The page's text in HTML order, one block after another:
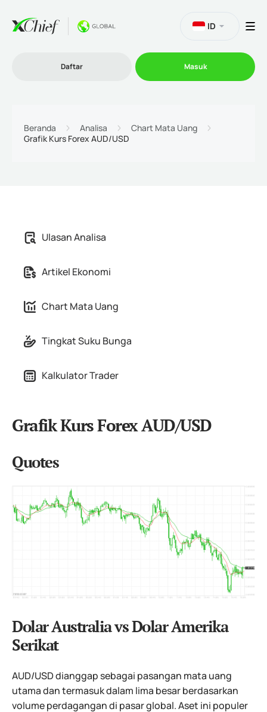
Program Afiliasi
ID
Daftar Masuk
Beranda Analisa
Chart Mata Uang
Grafik Kurs Forex AUD/USD
Ulasan Analisa
Artikel Ekonomi
Chart Mata Uang
Tingkat Suku Bunga
Kalkulator Trader
Grafik Kurs Forex AUD/USD
Quotes
Dolar Australia vs Dolar Amerika
Serikat
AUD/USD dianggap sebagai pasangan mata uang
utama dan termasuk dalam lima besar berdasarkan
volume perdagangan di pasar global. Aset ini populer